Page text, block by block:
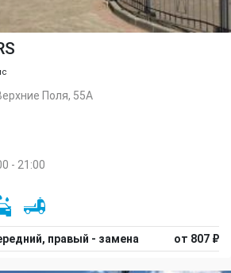
Поля, 55А
- 21:00
правый - замена от 807 ₽